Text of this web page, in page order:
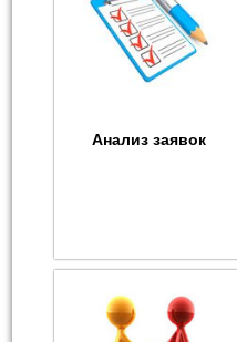
Анализ заявок